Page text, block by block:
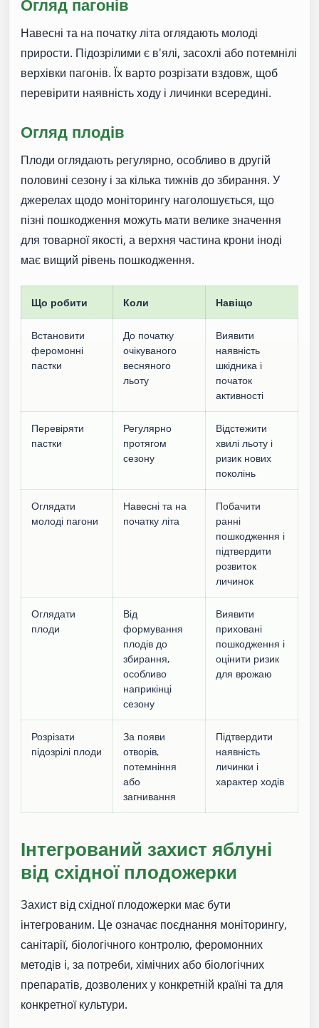
Огляд пагонів
Навесні та на початку літа оглядають молоді
прирости. Підозрілими є в'ялі, засохлі або потемнілі
верхівки пагонів. Їх варто розрізати вздовж, щоб
перевірити наявність ходу і личинки всередині.
Огляд плодів
Плоди оглядають регулярно, особливо в другій
половині сезону і за кілька тижнів до збирання. У
джерелах щодо моніторингу наголошується, що
пізні пошкодження можуть мати велике значення
для товарної якості, а верхня частина крони іноді
має вищий рівень пошкодження.
Що робити Коли Навіщо
Встановити
феромонні
пастки
До початку
очікуваного
весняного
льоту
Виявити
наявність
шкідника і
початок
активності
Перевіряти
пастки
Регулярно
протягом
сезону
Відстежити
хвилі льоту і
ризик нових
поколінь
Оглядати
молоді пагони
Навесні та на
початку літа
Побачити
ранні
пошкодження і
підтвердити
розвиток
личинок
Оглядати
плоди
Від
формування
плодів до
збирання,
особливо
наприкінці
сезону
Виявити
приховані
пошкодження і
оцінити ризик
для врожаю
Розрізати
підозрілі плоди
За появи
отворів,
потемніння
або
загнивання
Підтвердити
наявність
личинки і
характер ходів
Інтегрований захист яблуні
від східної плодожерки
Захист від східної плодожерки має бути
інтегрованим. Це означає поєднання моніторингу,
санітарії, біологічного контролю, феромонних
методів і, за потреби, хімічних або біологічних
препаратів, дозволених у конкретній країні та для
конкретної культури.